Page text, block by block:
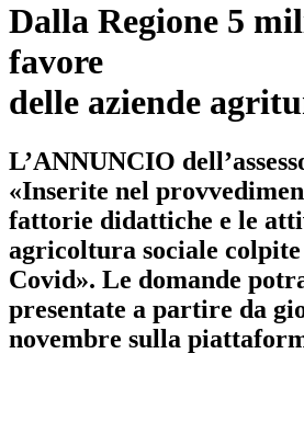
Dalla Regione 5
favore
delle aziende
L’ANNUNCIO
«Inserite nel
fattorie didattiche e le
agricoltura sociale
Covid». Le domande
presentate a partire da
novembre sulla